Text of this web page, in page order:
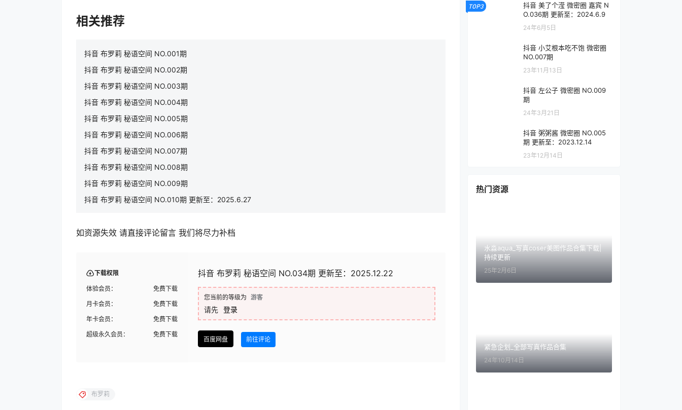
相关推荐
抖音 布罗莉 秘语空间 NO.001期
抖音 布罗莉 秘语空间 NO.002期
抖音 布罗莉 秘语空间 NO.003期
抖音 布罗莉 秘语空间 NO.004期
抖音 布罗莉 秘语空间 NO.005期
抖音 布罗莉 秘语空间 NO.006期
抖音 布罗莉 秘语空间 NO.007期
抖音 布罗莉 秘语空间 NO.008期
抖音 布罗莉 秘语空间 NO.009期
抖音 布罗莉 秘语空间 NO.010期 更新至：2025.6.27
如资源失效 请直接评论留言 我们将尽力补档
下载权限
体验会员：
免费下载
月卡会员：
免费下载
年卡会员：
免费下载
超级永久会员：
免费下载
抖音 布罗莉 秘语空间 NO.034期 更新至：2025.12.22
您当前的等级为 游客
请先 登录
百度网盘 前往评论
布罗莉
TOP3
抖音 美了个滢 微密圈 嘉宾 N
O.036期 更新至：2024.6.9
24年6月5日
抖音 小艾根本吃不饱 微密圈
NO.007期
23年11月13日
抖音 左公子 微密圈 NO.009
期
24年3月21日
抖音 粥粥酱 微密圈 NO.005
期 更新至：2023.12.14
23年12月14日
热门资源
水淼aqua_写真coser美图作品合集下载|
持续更新
25年2月6日
紧急企划_全部写真作品合集
24年10月14日